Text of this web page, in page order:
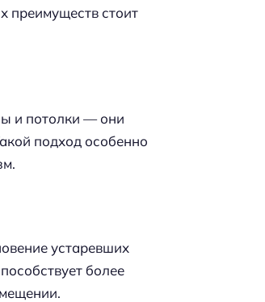
преимуществ стоит
и потолки — они
подход особенно
устаревших
более